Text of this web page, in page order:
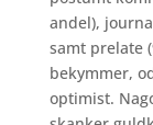
andel),
samt prelate
bekymmer,
optimist.